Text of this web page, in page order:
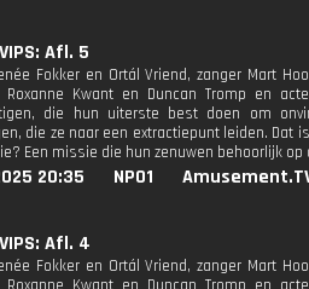
Afl. 5
Fokker en Ortál Vriend, zanger Mart
Roxanne Kwant en Duncan Tromp en
die hun uiterste best doen om
die ze naar een extractiepunt leiden.
Een missie die hun zenuwen behoorlijk
20:35 NPO1
Afl. 4
Fokker en Ortál Vriend, zanger Mart